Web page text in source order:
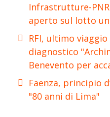
Infrastrutture-
aperto sul lotto
RFI, ultimo
diagnostico
Benevento per
Faenza, principio
"80 anni di Lima"